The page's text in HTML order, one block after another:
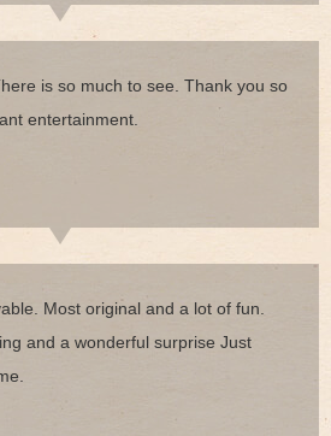
is so much to see. Thank you so
entertainment.
Most original and a lot of fun.
and a wonderful surprise Just